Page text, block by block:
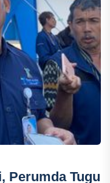
Perumda Tugu